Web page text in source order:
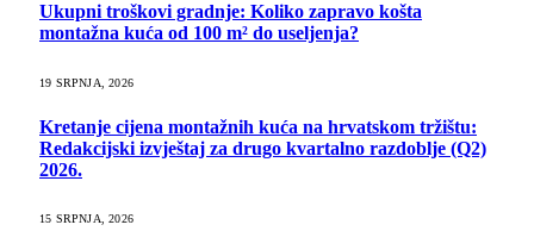
Ukupni troškovi gradnje: Koliko zapravo košta
montažna kuća od 100 m² do useljenja?
19 SRPNJA, 2026
Kretanje cijena montažnih kuća na hrvatskom tržištu:
Redakcijski izvještaj za drugo kvartalno razdoblje (Q2)
2026.
15 SRPNJA, 2026